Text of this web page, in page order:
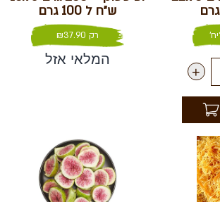
+
ש״ח ל 100 גרם
רק ₪37.90
המלאי אזל